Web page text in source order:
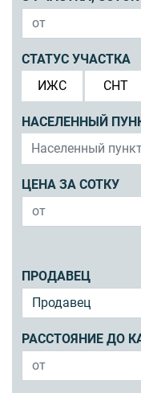
СТАТУС УЧАСТКА
ИЖС
СНТ
НАСЕЛЕННЫЙ
ЦЕНА ЗА СОТКУ
ПРОДАВЕЦ
РАССТОЯНИЕ ДО